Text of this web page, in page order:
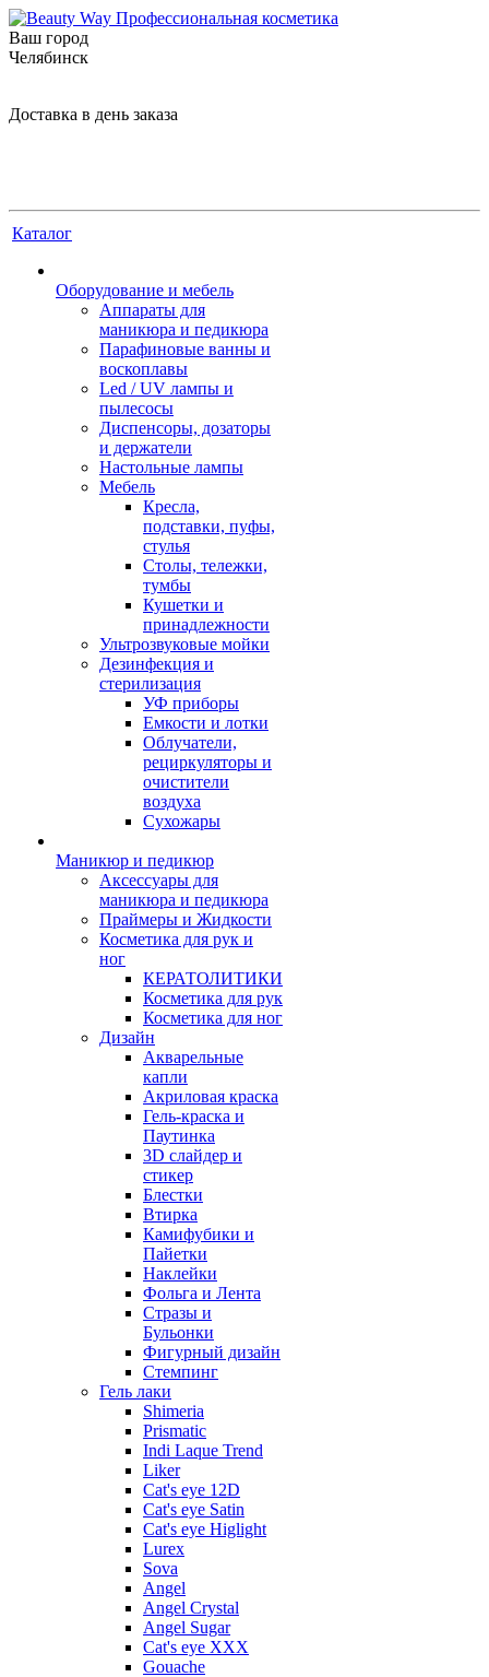
Ваш город
Челябинск
Доставка в день заказа
Каталог
Оборудование и мебель
Аппараты для
маникюра и педикюра
Парафиновые ванны и
воскоплавы
Led / UV лампы и
пылесосы
Диспенсоры, дозаторы
и держатели
Настольные лампы
Мебель
Кресла,
подставки, пуфы,
стулья
Столы, тележки,
тумбы
Кушетки и
принадлежности
Ультрозвуковые мойки
Дезинфекция и
стерилизация
УФ приборы
Емкости и лотки
Облучатели,
рециркуляторы и
очистители
воздуха
Сухожары
Маникюр и педикюр
Аксессуары для
маникюра и педикюра
Праймеры и Жидкости
Косметика для рук и
ног
КЕРАТОЛИТИКИ
Косметика для рук
Косметика для ног
Дизайн
Акварельные
капли
Акриловая краска
Гель-краска и
Паутинка
3D слайдер и
стикер
Блестки
Втирка
Камифубики и
Пайетки
Наклейки
Фольга и Лента
Стразы и
Бульонки
Фигурный дизайн
Стемпинг
Гель лаки
Shimeria
Prismatic
Indi Laque Trend
Liker
Cat's eye 12D
Cat's eye Satin
Cat's eye Higlight
Lurex
Sova
Angel
Angel Crystal
Angel Sugar
Cat's eye XXX
Gouache